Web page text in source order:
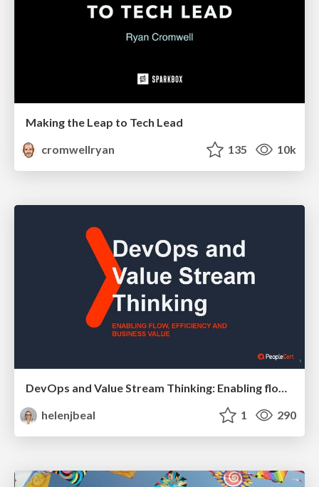
Making the Leap to Tech Lead
cromwellryan
135 10k
helenjbeal
1 290